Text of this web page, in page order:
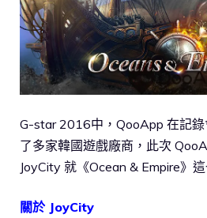
G-star 2016中，QooApp 在記
了多家韓國遊戲廠商，此次
JoyCity 就《Ocean & Empire》
關於 JoyCity